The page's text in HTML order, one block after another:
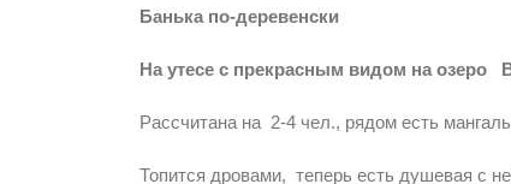
Банька по-деревенски
На утесе с прекрасным видом на озеро
Рассчитана на 2-4 чел., рядом есть
Топится дровами, теперь есть душевая с